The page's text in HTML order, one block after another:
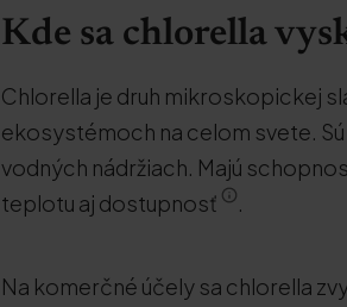
Kde sa chlorella
Chlorella je druh mikroskopickej
ekosystémoch na celom svete.
vodných nádržiach. Majú
teplotu aj dostupnosť
.
Na komerčné účely sa chlorella